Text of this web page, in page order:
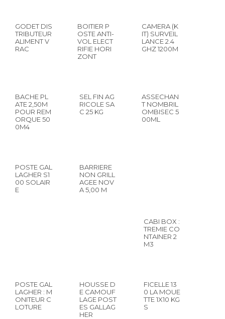
GODET DIS
TRIBUTEUR
ALIMENT V
RAC
BOITIER P
OSTE ANTI-
VOL ELECT
RIFIE HORI
ZONT
CAMERA (K
IT) SURVEIL
LANCE 2.4
GHZ 1200M
BACHE PL
ATE 2,50M
POUR REM
ORQUE 50
0M4
SEL FIN AG
RICOLE SA
C 25 KG
ASSECHAN
T NOMBRIL
OMBISEC 5
00ML
POSTE GAL
LAGHER S1
00 SOLAIR
E
BARRIERE
NON GRILL
AGEE NOV
A 5,00 M
CABI BOX :
TREMIE CO
NTAINER 2
M3
POSTE GAL
LAGHER : M
ONITEUR C
LOTURE
HOUSSE D
E CAMOUF
LAGE POST
ES GALLAG
HER
FICELLE 13
0 LA MOUE
TTE 1X10 KG
S